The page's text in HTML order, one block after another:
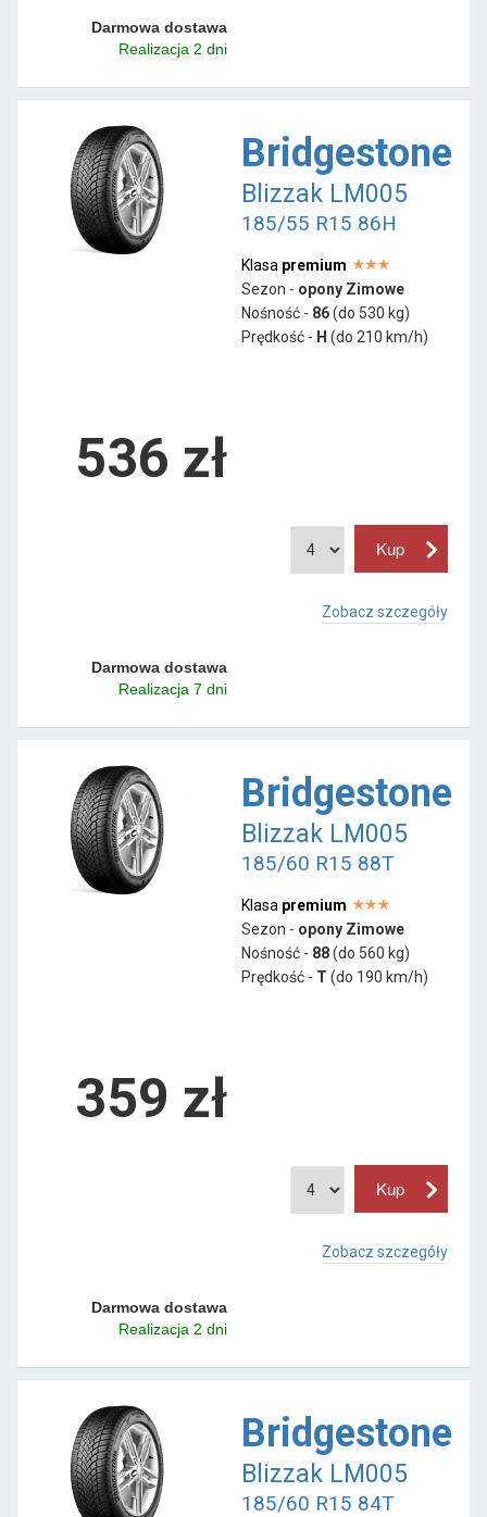
Darmowa dostawa
Realizacja 2 dni
Bridgestone
Blizzak LM005
185/55 R15 86H
Klasa premium
Sezon - opony Zimowe
Nośność - 86(do 530 kg)
Prędkość - H (do 210 km/h)
536 zł
Zobacz szczegóły
Darmowa dostawa
Realizacja 7 dni
Bridgestone
Blizzak LM005
185/60 R15 88T
Klasa premium
Sezon - opony Zimowe
Nośność - 88(do 560 kg)
Prędkość - T (do 190 km/h)
359 zł
Zobacz szczegóły
Darmowa dostawa
Realizacja 2 dni
Bridgestone
Blizzak LM005
185/60 R15 84T